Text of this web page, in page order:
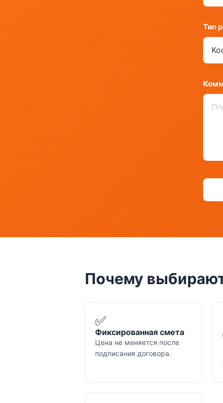
Тип
Почему
✅
Фиксированная смета
Цена не меняется после
подписания договора.